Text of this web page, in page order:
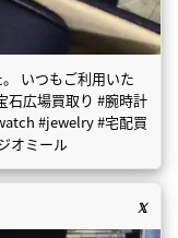
いつもご利用いた
石広場買取り #腕時計
#jewelry #宅配買
オミール